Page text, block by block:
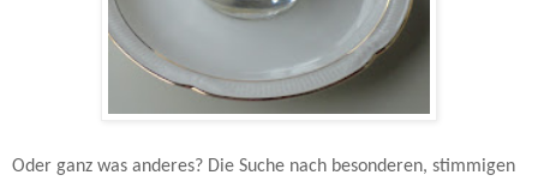
Oder ganz was anderes? Die Suche nach besonderen, stimmigen